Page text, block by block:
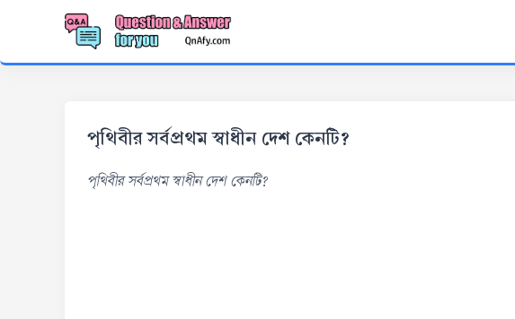
পৃথিবীর সর্বপ্রথম স্বাধীন দেশ কেনটি?
পৃথিবীর সর্বপ্রথম স্বাধীন দেশ কেনটি?